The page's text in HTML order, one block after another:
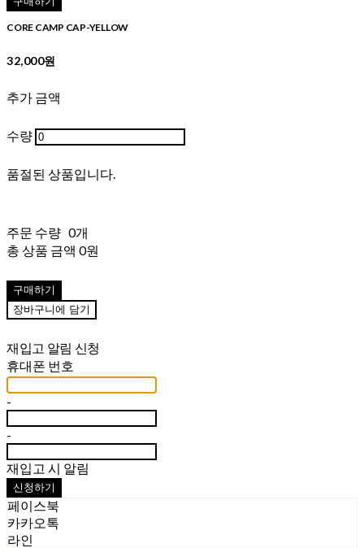
CORE CAMP CAP-YELLOW
32,000원
추가 금액
수량
품절된 상품입니다.
주문 수량 0개
총 상품 금액 0원
구매하기
장바구니에 담기
재입고 알림 신청
휴대폰 번호
-
-
재입고 시 알림
신청하기
페이스북
카카오톡
라인